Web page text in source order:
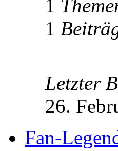
1
1
Letzter
26.
Fan-